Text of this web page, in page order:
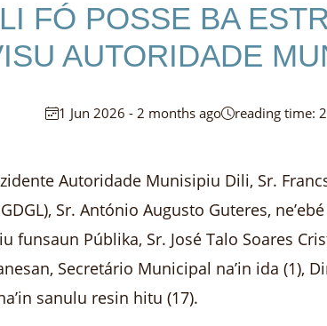
FÓ POSSE BA
AUTORIDADE
1 Jun 2026 - 2 months ago reading time:
Autoridade Munisipiu Dili, Sr.
Sr. António Augusto Guteres,
funsaun Públika, Sr. José Talo Soares
Secretário Municipal na’in ida (1),
sanulu resin hitu (17).